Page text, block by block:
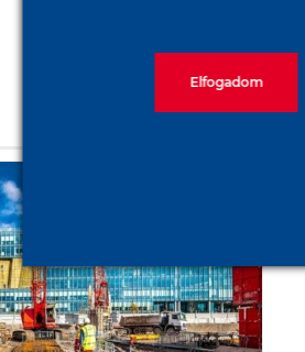
irodaházat
megoldásokkal
Elfogadom